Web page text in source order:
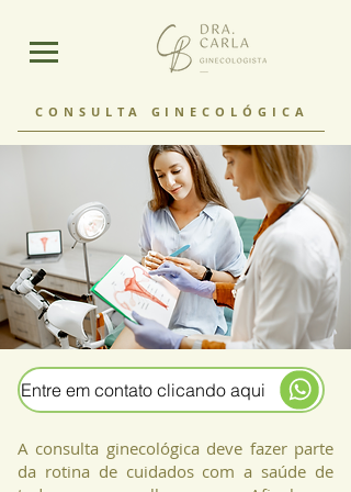
CONSULTA GINECOLÓGICA
Entre em contato clicando aqui
A consulta ginecológica deve fazer parte
da rotina de cuidados com a saúde de